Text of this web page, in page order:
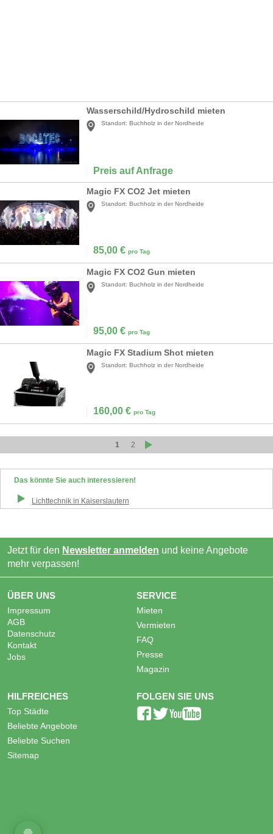
Wasserschild/Hydroschild mieten
Standort: Buchholz in der Nordheide
Preis auf Anfrage
Magic FX CO2 Jet mieten
Standort: Buchholz in der Nordheide
85,00 € pro Tag
Magic FX CO2 Gun mieten
Standort: Buchholz in der Nordheide
95,00 € pro Tag
Magic FX Stadium Shot mieten
Standort: Buchholz in der Nordheide
160,00 € pro Tag
1 2
Das könnte Sie auch interessieren!
Lichttechnik in Kaiserslautern
Jetzt für den Newsletter anmelden und keine Angebote
mehr verpassen!
ÜBER UNS
Impressum
AGB
Datenschutz
Kontakt
Jobs
SERVICE
Mieten
Vermieten
FAQ
Presse
Magazin
HILFREICHES
Top Städte
Beliebte Angebote
Beliebte Suchen
Sitemap
FOLGEN SIE UNS